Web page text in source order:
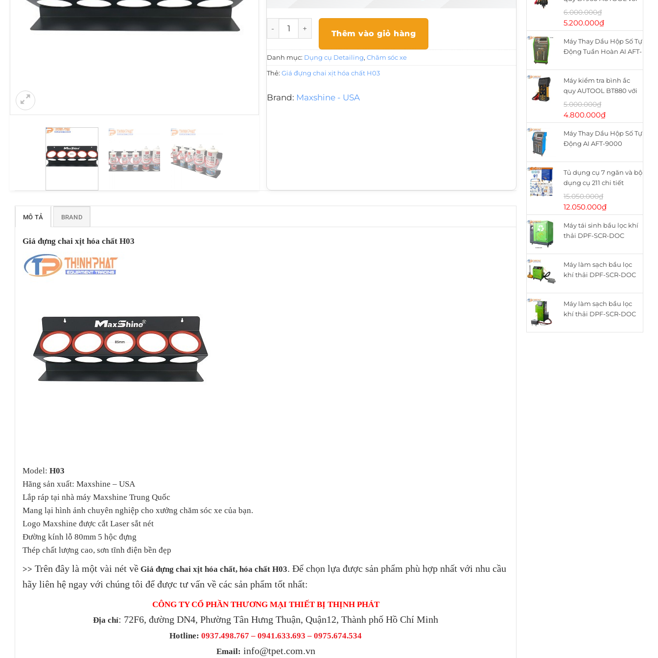
máy in nhiệt
6.000.000₫
Giá
gốc
là:
6.000.000₫.
5.200.000₫Giá
hiện
tại
là:
Máy Thay Dầu Hộp Số Tự
Động Tuần Hoàn AI AFT-
Máy kiểm tra bình ắc
quy AUTOOL BT880 với
máy in nhiệt
5.000.000₫
Giá
gốc
là:
5.000.000₫.
4.800.000₫Giá
hiện
tại
là:
Máy Thay Dầu Hộp Số Tự
Động AI AFT-9000
Tủ dụng cụ 7 ngăn và bộ
dụng cụ 211 chi tiết
WHS2111 WADFOW
15.050.000₫
Giá
gốc
là:
15.050.000₫.
12.050.000₫Giá
hiện
tại
là:
Máy tái sinh bầu lọc khí
thải DPF-SCR-DOC
cơ Diesel ZQYM-518C
Máy làm sạch bầu lọc
khí thải DPF-SCR-DOC
ZQYM A8
Máy làm sạch bầu lọc
khí thải DPF-SCR-DOC
ZQYM 508A
Giá đựng chai xịt hóa chất H03 số lượng
Thêm vào giỏ hàng
Danh mục: Dụng cụ Detailing,Chăm sóc xe
Thẻ:Giá đựng chai xịt hóa chất H03
Brand: Maxshine - USA
MÔ TẢ BRAND
Giá đựng chai xịt hóa chất H03
Model:H03
Hãng sản xuất: Maxshine – USA
Lắp ráp tại nhà máy Maxshine Trung Quốc
Mang lại hình ảnh chuyên nghiệp cho xưởng chăm sóc xe của bạn.
Logo Maxshine được cắt Laser sắt nét
Đường kính lỗ 80mm 5 hộc đựng
Thép chất lượng cao, sơn tĩnh điện bền đẹp
>> Trên đây là một vài nét về Giá đựng chai xịt hóa chất, hóa chất H03. Để chọn lựa được sản phẩm phù hợp nhất với nhu cầu
hãy liên hệ ngay với chúng tôi để được tư vấn về các sản phẩm tốt nhất:
CÔNG TY CỔ PHẦN THƯƠNG MẠI THIẾT BỊ THỊNH PHÁT
Địa chỉ: 72F6, đường DN4, Phường Tân Hưng Thuận, Quận12, Thành phố Hồ Chí Minh
Hotline: 0937.498.767 – 0941.633.693 –0975.674.534
Email: info@tpet.com.vn